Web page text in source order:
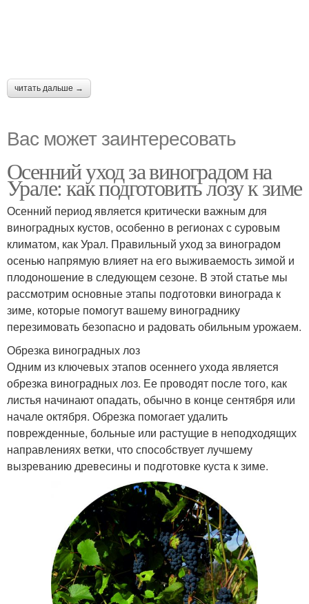
читать дальше →
Вас может заинтересовать
Осенний уход за виноградом на
Урале: как подготовить лозу к зиме
Осенний период является критически важным для
виноградных кустов, особенно в регионах с суровым
климатом, как Урал. Правильный уход за виноградом
осенью напрямую влияет на его выживаемость зимой и
плодоношение в следующем сезоне. В этой статье мы
рассмотрим основные этапы подготовки винограда к
зиме, которые помогут вашему винограднику
перезимовать безопасно и радовать обильным урожаем.
Обрезка виноградных лоз
Одним из ключевых этапов осеннего ухода является
обрезка виноградных лоз. Ее проводят после того, как
листья начинают опадать, обычно в конце сентября или
начале октября. Обрезка помогает удалить
поврежденные, больные или растущие в неподходящих
направлениях ветки, что способствует лучшему
вызреванию древесины и подготовке куста к зиме.